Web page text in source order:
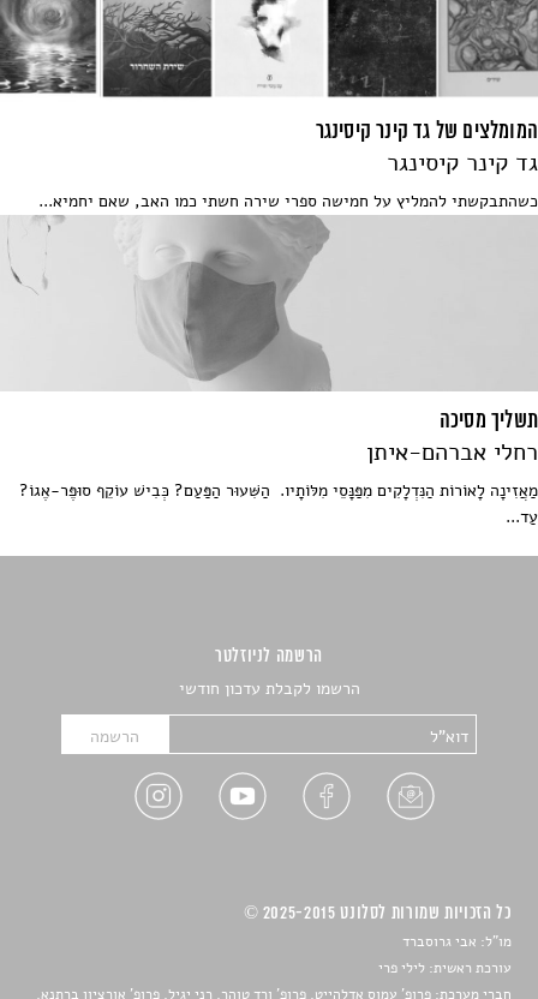
המומלצים של גד קינר קיסינגר
גד קינר קיסינגר
כשהתבקשתי להמליץ על חמישה ספרי שירה חשתי כמו האב, שאם יחמיא...
תשליך מסיכה
רחלי אברהם-איתן
מַאֲזִינָה לָאוֹרוֹת הַנִּדְלָקִים מִפַּנָּסֵי מִלּוֹתָיו. הַשִּׁעוּר הַפַּעַם? כְּבִישׁ עוֹקֵף סוּפֶּר-אֶגוֹ?
עַד...
הרשמה לניוזלטר
הרשמו לקבלת עדכון חודשי
כל הזכויות שמורות לסלונט 2025-2015 ©
מו"ל: אבי גרוסברד
עורכת ראשית: לילי פרי
חברי מערכת: פרופ' עמוס אדלהייט, פרופ' ורד טוהר, רני יגיל, פרופ' אורציון ברתנא,